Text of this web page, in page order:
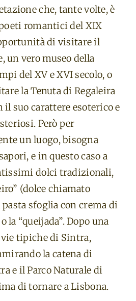
che, tante volte, è
romantici del XIX
di visitare il
un vero museo della
del XV e XVI secolo, o
la Tenuta di Regaleira
il suo carattere esoterico e
Però per
un luogo, bisogna
e in questo caso a
dolci tradizionali,
(dolce chiamato
sfoglia con crema di
la “queijada”. Dopo una
vie tipiche di Sintra,
la catena di
e il Parco Naturale di
di tornare a Lisbona.